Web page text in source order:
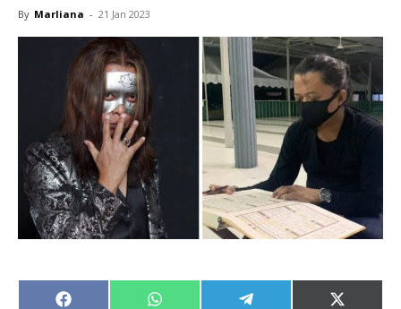
By Marliana - 21 Jan 2023
Share
Share
Share
Share